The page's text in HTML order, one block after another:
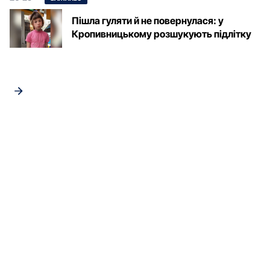
Пішла гуляти й не повернулася: у
Кропивницькому розшукують підлітку